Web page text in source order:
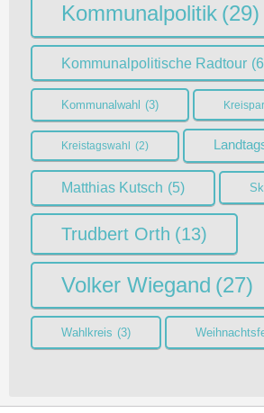
Kommunalpolitik (29)
Kommunalpolitische Radtour
Kommunalwahl (3)
Kreistagswahl (2)
Matthias Kutsch (5)
Trudbert Orth (13)
Volker Wiegand (27)
Wahlkreis (3)